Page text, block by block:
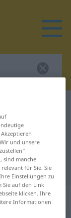
für
und unsere
sind manche
für Sie. Sie
Einstellungen zu
auf den Link
klicken. Ihre
Informationen